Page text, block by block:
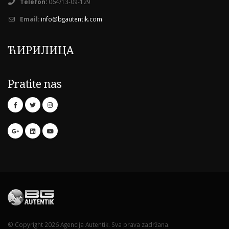
Email: info@bgautentik.com
ЋИРИЛИЦА
Pratite nas
© Copyright 2026 Agencija Autentik. Sva prava zadržana.